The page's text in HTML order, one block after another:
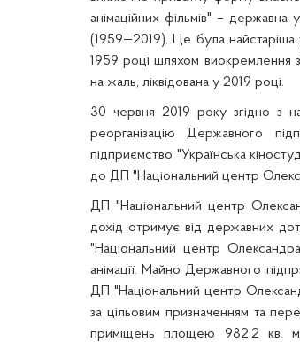
анімаційних фільмів" – державна
(1959—2019). Це була найстаріша
1959 році шляхом виокремлення
на жаль, ліквідована у 2019 році.
30 червня 2019 року згідно з
реорганізацію Державного
підприємство "Українська
до ДП "Національний центр
ДП "Національний центр
дохід отримує від державних
"Національний центр
анімації. Майно Державного
ДП "Національний центр
за цільовим призначенням та
приміщень площею 982,2 кв. м.,